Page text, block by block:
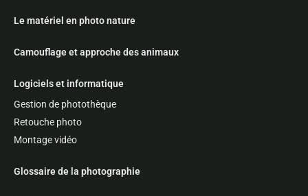
Le matériel en photo nature
Camouflage et approche des animaux
Logiciels et informatique
Gestion de photothèque
Retouche photo
Montage vidéo
Glossaire de la photographie